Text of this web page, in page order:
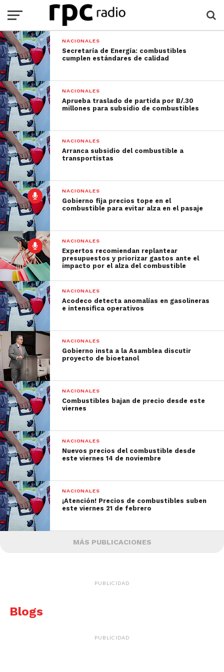
NACIONALES
Secretaría de Energía: combustibles
cumplen estándares de calidad
NACIONALES
Aprueba traslado de partida por B/.30
millones para subsidio de combustibles
NACIONALES
Arranca subsidio del combustible a
transportistas
NACIONALES
Gobierno fija precios tope en el
combustible para evitar alza en el pasaje
NACIONALES
Expertos recomiendan replantear
presupuestos y priorizar gastos ante el
impacto por el alza del combustible
NACIONALES
Acodeco detecta anomalías en gasolineras
e intensifica operativos
NACIONALES
Gobierno insta a la Asamblea discutir
proyecto de bioetanol
NACIONALES
Combustibles bajan de precio desde este
viernes
NACIONALES
Nuevos precios del combustible desde
este viernes 14 de noviembre
NACIONALES
¡Atención! Precios de combustibles suben
este viernes 21 de febrero
MÁS PUBLICACIONES
PUBLICIDAD
Blogs
PUBLICIDAD